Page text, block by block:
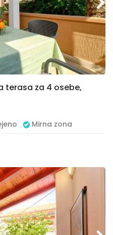
terasa za 4 osebe,
Mirna zona